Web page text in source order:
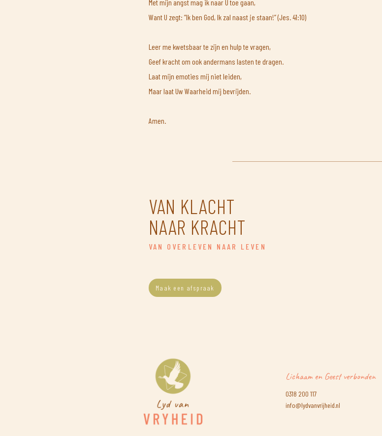
Met mijn angst mag ik naar U toe gaan,
Want U zegt: ”Ik ben God, Ik zal naast je staan!” (Jes. 41:10)
Leer me kwetsbaar te zijn en hulp te vragen,
Geef kracht om ook andermans lasten te dragen.
Laat mijn emoties mij niet leiden,
Maar laat Uw Waarheid mij bevrijden.
Amen.
VAN KLACHT
NAAR KRACHT
VAN OVERLEVEN NAAR LEVEN
Maak een afspraak
Lichaam en Geest verbonden
0318 200 117
info@lydvanvrijheid.nl